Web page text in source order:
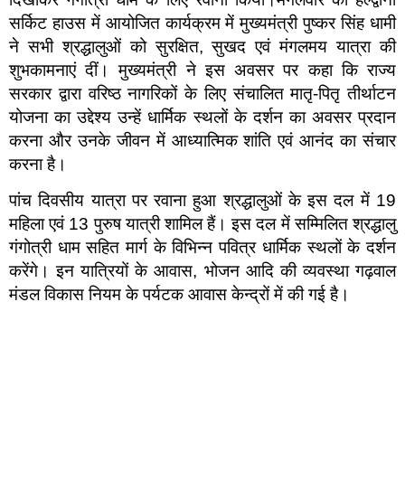
सर्किट हाउस में आयोजित कार्यक्रम में मुख्यमंत्री पुष्कर सिंह धामी
ने सभी श्रद्धालुओं को सुरक्षित, सुखद एवं मंगलमय यात्रा की
शुभकामनाएं दीं। मुख्यमंत्री ने इस अवसर पर कहा कि राज्य
सरकार द्वारा वरिष्ठ नागरिकों के लिए संचालित मातृ-पितृ तीर्थाटन
योजना का उद्देश्य उन्हें धार्मिक स्थलों के दर्शन का अवसर प्रदान
करना और उनके जीवन में आध्यात्मिक शांति एवं आनंद का संचार
करना है।
पांच दिवसीय यात्रा पर रवाना हुआ श्रद्धालुओं के इस दल में 19
महिला एवं 13 पुरुष यात्री शामिल हैं। इस दल में सम्मिलित श्रद्धालु
गंगोत्री धाम सहित मार्ग के विभिन्न पवित्र धार्मिक स्थलों के दर्शन
करेंगे। इन यात्रियों के आवास, भोजन आदि की व्यवस्था गढ़वाल
मंडल विकास नियम के पर्यटक आवास केन्द्रों में की गई है।